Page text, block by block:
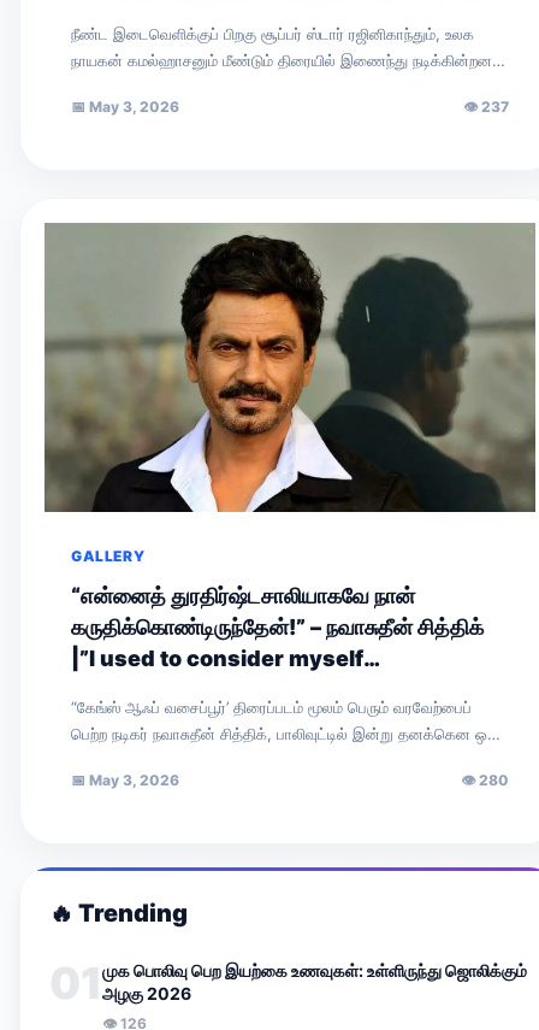
Menon.
நீண்ட இடைவெளிக்குப் பிறகு சூப்பர் ஸ்டார் ரஜினிகாந்தும், உலக
நாயகன் கமல்ஹாசனும் மீண்டும் திரையில் இணைந்து நடிக்கின்றனர்.
சமீபத்தில்…
📅 May 3, 2026 👁237
GALLERY
“என்னைத் துரதிர்ஷ்டசாலியாகவே நான்
கருதிக்கொண்டிருந்தேன்!” – நவாசுதீன் சித்திக்
|”I used to consider myself
“கேங்ஸ் ஆஃப் வசைப்பூர்’ திரைப்படம் மூலம் பெரும் வரவேற்பைப்
பெற்ற நடிகர் நவாசுதீன் சித்திக், பாலிவுட்டில் இன்று தனக்கென ஒரு
📅 May 3, 2026 👁280
🔥 Trending
01 முக பொலிவு பெற இயற்கை உணவுகள்: உள்ளிருந்து ஜொலிக்கும்
அழகு 2026
👁126